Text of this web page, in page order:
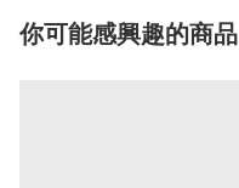
你可能感興趣的商品